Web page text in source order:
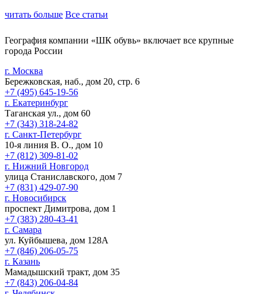
читать больше Все статьи
География компании «ШК обувь» включает все крупные
города России
г. Москва
Бережковская, наб., дом 20, стр. 6
+7 (495) 645-19-56
г. Екатеринбург
Таганская ул., дом 60
+7 (343) 318-24-82
г. Санкт-Петербург
10-я линия В. О., дом 10
+7 (812) 309-81-02
г. Нижний Новгород
улица Станиславского, дом 7
+7 (831) 429-07-90
г. Новосибирск
проспект Димитрова, дом 1
+7 (383) 280-43-41
г. Самара
ул. Куйбышева, дом 128А
+7 (846) 206-05-75
г. Казань
Мамадышский тракт, дом 35
+7 (843) 206-04-84